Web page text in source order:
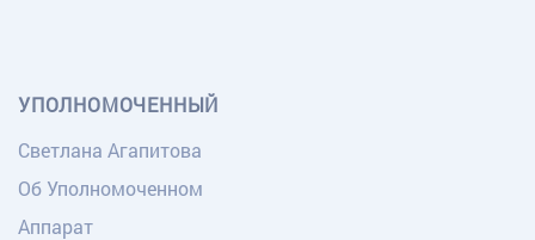
УПОЛНОМОЧЕННЫЙ
Светлана Агапитова
Об Уполномоченном
Аппарат